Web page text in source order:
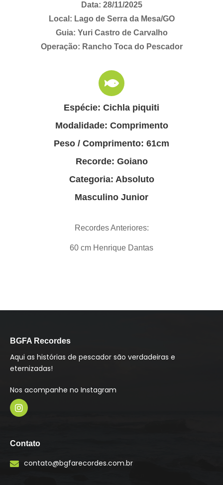
Data: 28/11/2025
Local: Lago de Serra da Mesa/GO
Guia: Yuri Castro de Carvalho
Operação: Rancho Toca do Pescador
Espécie: Cichla piquiti
Modalidade: Comprimento
Peso / Comprimento: 61cm
Recorde: Goiano
Categoria: Absoluto
Masculino Junior
Recordes Anteriores:
60 cm Henrique Dantas
BGFA Recordes
Aqui as histórias de pescador são verdadeiras e
eternizadas!
Nos acompanhe no Instagram
s
t
a
g
Contato
contato@bgfarecordes.com.br